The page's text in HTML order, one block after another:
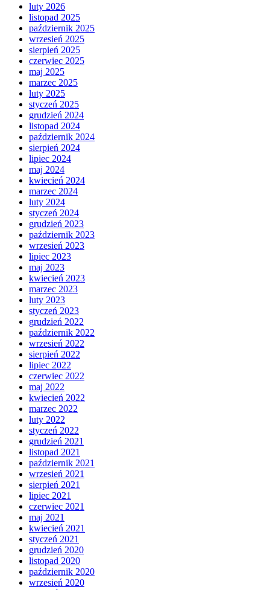
luty 2026
listopad 2025
październik 2025
wrzesień 2025
sierpień 2025
czerwiec 2025
maj 2025
marzec 2025
luty 2025
styczeń 2025
grudzień 2024
listopad 2024
październik 2024
sierpień 2024
lipiec 2024
maj 2024
kwiecień 2024
marzec 2024
luty 2024
styczeń 2024
grudzień 2023
październik 2023
wrzesień 2023
lipiec 2023
maj 2023
kwiecień 2023
marzec 2023
luty 2023
styczeń 2023
grudzień 2022
październik 2022
wrzesień 2022
sierpień 2022
lipiec 2022
czerwiec 2022
maj 2022
kwiecień 2022
marzec 2022
luty 2022
styczeń 2022
grudzień 2021
listopad 2021
październik 2021
wrzesień 2021
sierpień 2021
lipiec 2021
czerwiec 2021
maj 2021
kwiecień 2021
styczeń 2021
grudzień 2020
listopad 2020
październik 2020
wrzesień 2020